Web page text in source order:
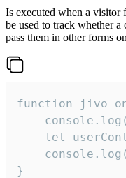
Is executed when a visitor
be used to track whether
pass them in other forms
function
let
}